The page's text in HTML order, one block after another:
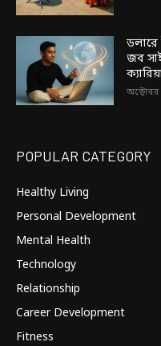
ডলারে
জব
POPULAR CATEGORY
Healthy Living
Personal Development
Mental Health
Technology
Relationship
Career Development
Fitness